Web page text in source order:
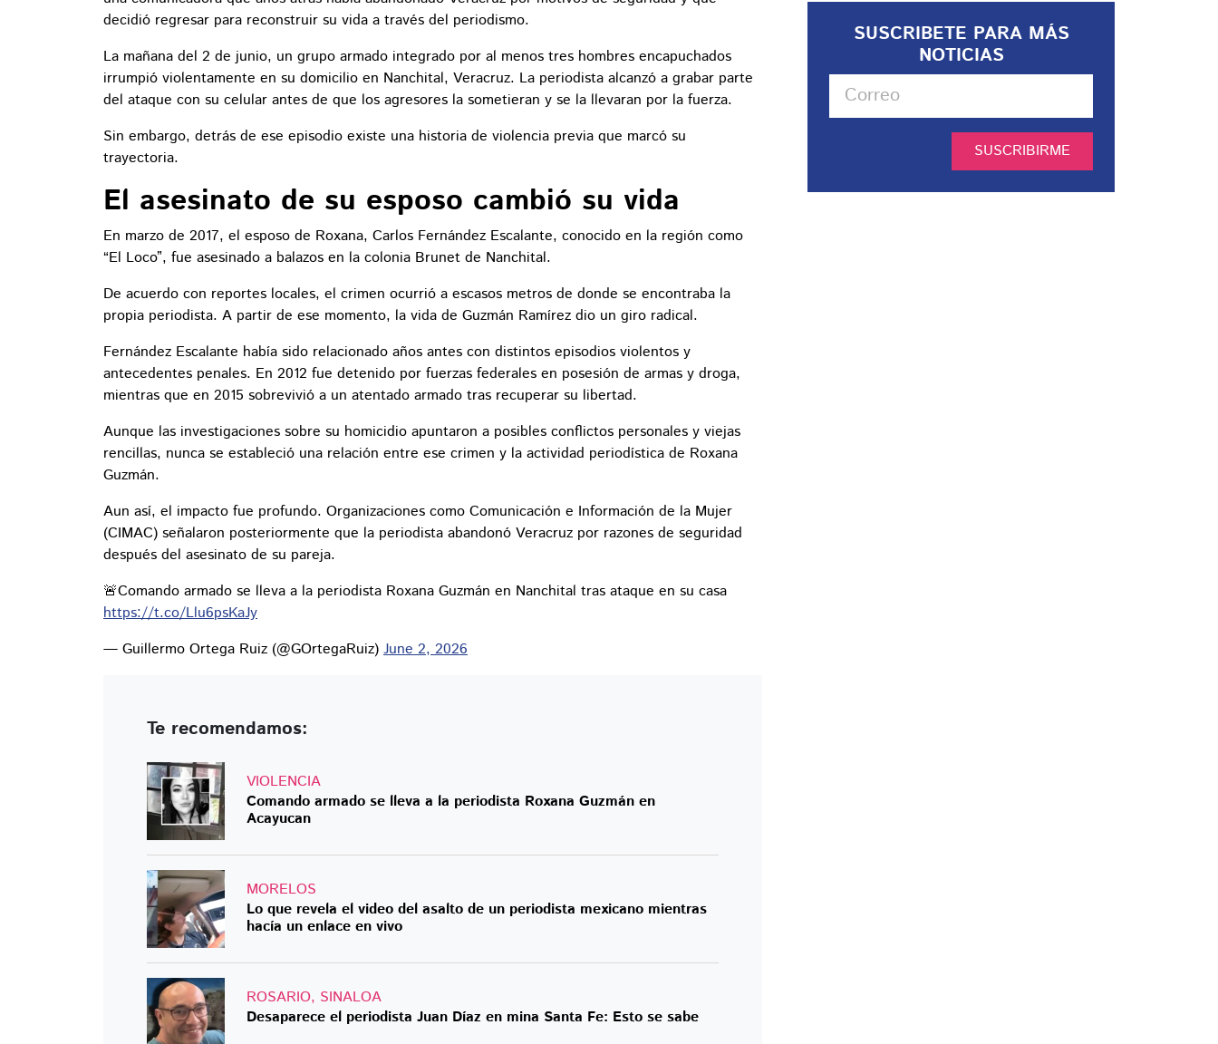
decidió regresar para reconstruir su vida a través del periodismo.
La mañana del 2 de junio, un grupo armado integrado por al menos tres hombres encapuchados
irrumpió violentamente en su domicilio en Nanchital, Veracruz. La periodista alcanzó a grabar parte
del ataque con su celular antes de que los agresores la sometieran y se la llevaran por la fuerza.
Sin embargo, detrás de ese episodio existe una historia de violencia previa que marcó su
trayectoria.
El asesinato de su esposo cambió su vida
En marzo de 2017, el esposo de Roxana, Carlos Fernández Escalante, conocido en la región como
“El Loco”, fue asesinado a balazos en la colonia Brunet de Nanchital.
De acuerdo con reportes locales, el crimen ocurrió a escasos metros de donde se encontraba la
propia periodista. A partir de ese momento, la vida de Guzmán Ramírez dio un giro radical.
Fernández Escalante había sido relacionado años antes con distintos episodios violentos y
antecedentes penales. En 2012 fue detenido por fuerzas federales en posesión de armas y droga,
mientras que en 2015 sobrevivió a un atentado armado tras recuperar su libertad.
Aunque las investigaciones sobre su homicidio apuntaron a posibles conflictos personales y viejas
rencillas, nunca se estableció una relación entre ese crimen y la actividad periodística de Roxana
Guzmán.
Aun así, el impacto fue profundo. Organizaciones como Comunicación e Información de la Mujer
(CIMAC) señalaron posteriormente que la periodista abandonó Veracruz por razones de seguridad
después del asesinato de su pareja.
🚨Comando armado se lleva a la periodista Roxana Guzmán en Nanchital tras ataque en su casa
https://t.co/Llu6psKaJy
— Guillermo Ortega Ruiz (@GOrtegaRuiz) June 2, 2026
Te recomendamos:
VIOLENCIA
Comando armado se lleva a la periodista Roxana Guzmán en
Acayucan
MORELOS
Lo que revela el video del asalto de un periodista mexicano mientras
hacía un enlace en vivo
ROSARIO, SINALOA
Desaparece el periodista Juan Díaz en mina Santa Fe: Esto se sabe
SUSCRIBETE PARA MÁS
NOTICIAS
SUSCRIBIRME